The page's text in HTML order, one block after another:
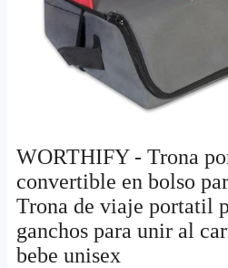
WORTHIFY - Trona
convertible en bolso
Trona de viaje portatil
ganchos para unir al
bebe unisex